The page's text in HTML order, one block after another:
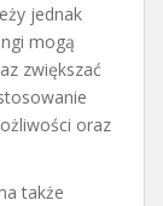
jednak
mogą
zwiększać
oraz
także